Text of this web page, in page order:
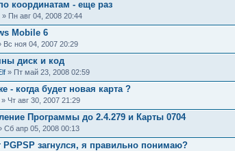
координатам - еще раз
» Пн авг 04, 2008 20:44
Mobile 6
Вс ноя 04, 2007 20:29
диск и код
» Пт май 23, 2008 02:59
- когда будет новая карта ?
» Чт авг 30, 2007 21:29
Программы до 2.4.279 и Карты 0704
Сб апр 05, 2008 00:13
PGPSP загнулся, я правильно понимаю?